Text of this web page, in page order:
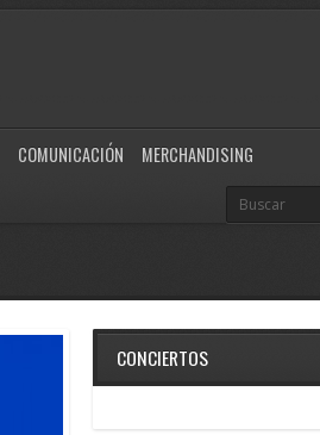
COMUNICACIÓN MERCHANDISING
CONCIERTOS